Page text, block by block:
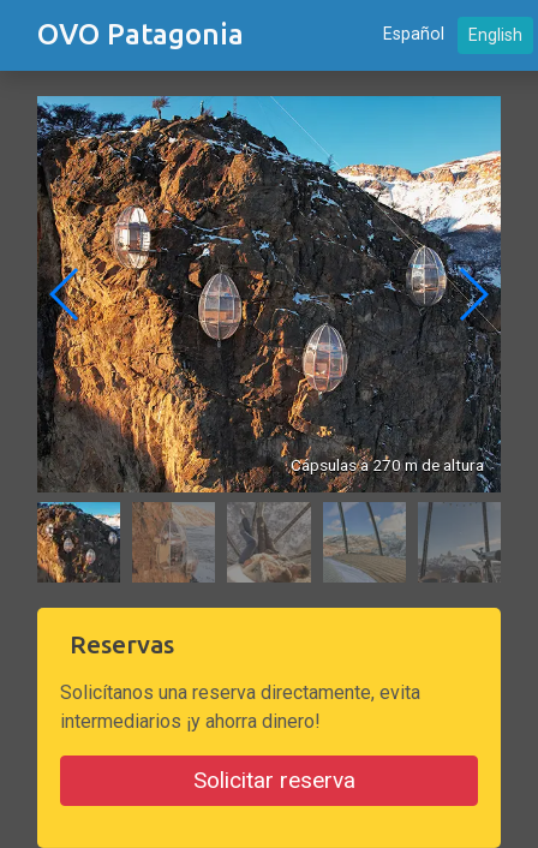
OVO Patagonia Español English
Cápsulas a 270 m de altura
Reservas
Solicítanos una reserva directamente, evita
intermediarios ¡y ahorra dinero!
Solicitar reserva